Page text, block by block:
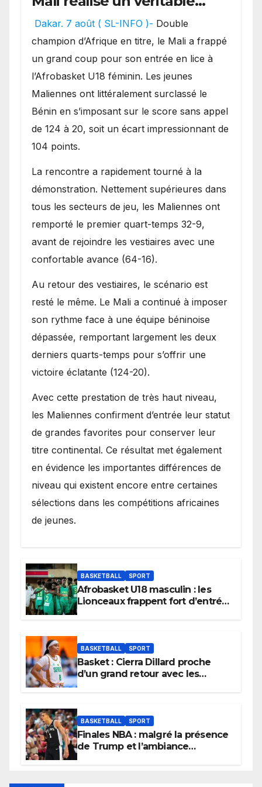
festival offensif et inflige
une lourde défaite au
Bénin.
Dakar. 7 août ( SL-INFO )- Double
champion d’Afrique en titre, le Mali a frappé
un grand coup pour son entrée en lice à
l’Afrobasket U18 féminin. Les jeunes
Maliennes ont littéralement surclassé le
Bénin en s’imposant sur le score sans appel
de 124 à 20, soit un écart impressionnant de
104 points.
La rencontre a rapidement tourné à la
démonstration. Nettement supérieures dans
tous les secteurs de jeu, les Maliennes ont
remporté le premier quart-temps 32-9,
avant de rejoindre les vestiaires avec une
confortable avance (64-16).
Au retour des vestiaires, le scénario est
resté le même. Le Mali a continué à imposer
son rythme face à une équipe béninoise
dépassée, remportant largement les deux
derniers quarts-temps pour s’offrir une
victoire éclatante (124-20).
Avec cette prestation de très haut niveau,
les Maliennes confirment d’entrée leur statut
de grandes favorites pour conserver leur
titre continental. Ce résultat met également
en évidence les importantes différences de
niveau qui existent encore entre certaines
sélections dans les compétitions africaines
de jeunes.
BASKETBALL SPORT
Afrobasket U18 masculin : les
Lionceaux frappent fort d’entrée
BASKETBALL SPORT
Basket : Cierra Dillard proche
d’un grand retour avec les
BASKETBALL SPORT
Finales NBA : malgré la présence
de Trump et l’ambiance